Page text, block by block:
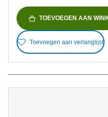
TOEVOEGEN AAN
Toevoegen aan verlanglijst